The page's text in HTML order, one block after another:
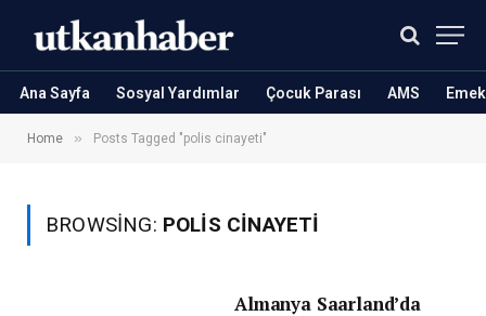
Ana Sayfa Sosyal Yardımlar Çocuk Parası AMS
Home » Posts Tagged "polis cinayeti"
BROWSING: POLIS CINAYETI
Almanya Saarland’da